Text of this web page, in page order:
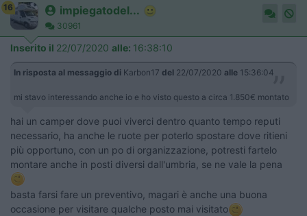
16 impiegatodel...
30961
Inserito il 22/07/2020 alle: 16:38:10
In risposta al messaggio di Karbon17 del 22/07/2020 alle 15:36:04
mi stavo interessando anche io e ho visto questo a circa 1.850€ montato
hai un camper dove puoi viverci dentro quanto tempo reputi
necessario, ha anche le ruote per poterlo spostare dove ritieni
più opportuno, con un po di organizzazione, potresti fartelo
montare anche in posti diversi dall'umbria, se ne vale la pena
basta farsi fare un preventivo, magari è anche una buona
occasione per visitare qualche posto mai visitato